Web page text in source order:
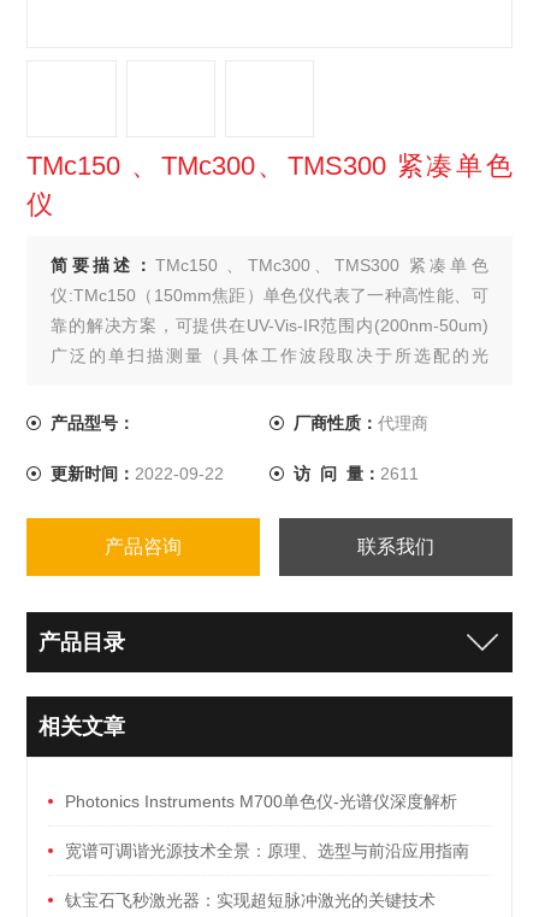
TMc150 、TMc300、TMS300 紧凑单色
仪
简要描述：TMc150 、TMc300、TMS300 紧凑单色
仪:TMc150（150mm焦距）单色仪代表了一种高性能、可
靠的解决方案，可提供在UV-Vis-IR范围内(200nm-50um)
广泛的单扫描测量（具体工作波段取决于所选配的光
我们zui受huan迎的一款单色仪。
产品型号： 厂商性质： 代理商
更新时间： 2022-09-22 访 问 量： 2611
产品咨询 联系我们
产品目录
相关文章
Photonics Instruments M700单色仪-光谱仪深度解析
宽谱可调谐光源技术全景：原理、选型与前沿应用指南
钛宝石飞秒激光器：实现超短脉冲激光的关键技术